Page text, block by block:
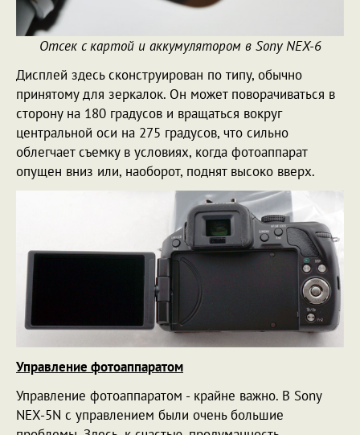
Отсек с картой и аккумулятором в Sony NEX-6
Дисплей здесь сконструирован по типу, обычно
принятому для зеркалок. Он может поворачиваться в
сторону на 180 градусов и вращаться вокруг
центральной оси на 275 градусов, что сильно
облегчает съемку в условиях, когда фотоаппарат
опущен вниз или, наоборот, поднят высоко вверх.
Управление фотоаппаратом
Управление фотоаппаратом - крайне важно. В Sony
NEX-5N с управлением были очень большие